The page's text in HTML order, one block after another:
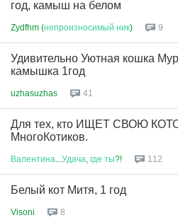
год, камыш на белом
Zydfhm (непроизносимый ник) 9
Удивительно Уютная кошка
камышка 1год
uzhasuzhas 41
Для тех, кто ИЩЕТ СВОЮ
МногоКотиков.
Валентина Удача где ты?! 112
Белый кот Митя, 1 год
Visoni 8